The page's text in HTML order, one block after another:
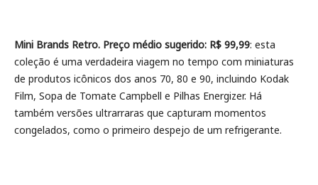
Mini Brands Retro. Preço médio sugerido: R$ 99,99: esta
coleção é uma verdadeira viagem no tempo com miniaturas
de produtos icônicos dos anos 70, 80 e 90, incluindo Kodak
Film, Sopa de Tomate Campbell e Pilhas Energizer. Há
também versões ultrarraras que capturam momentos
congelados, como o primeiro despejo de um refrigerante.